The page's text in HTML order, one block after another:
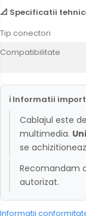
Conectică Suzuki
Conectică Renault
Conectică
📐 Specificatii
Tip conectori
Compatibilitate
ℹ Informatii
Cablajul este
multimedia.
se
Recomandam
autorizat.
Informatii